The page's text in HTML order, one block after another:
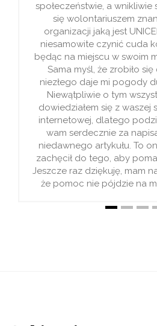
a wnikliwie stałem
znanej
jaką jest UNICEF. To
czynić cuda komuś
w swoim mieście.
że zrobiło się coś
daje mi pogody ducha.
o tym wszystkim
się z waszej strony
dlatego podziękuję
za napisanie
artykułu. To on mnie
tego, aby pomagać ;).
dziękuję, mam nadzieję,
nie pójdzie na marne.